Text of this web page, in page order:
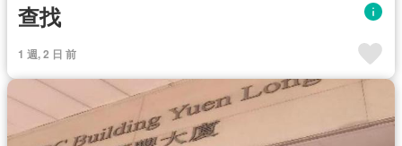
查找
1 週, 2 日 前